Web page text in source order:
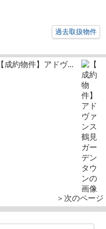
過去取扱物件
【成約物件】アドヴ...
＞次のページ